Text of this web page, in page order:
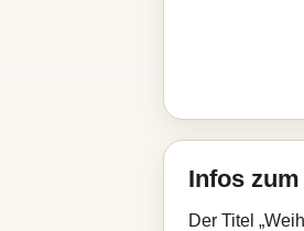
Infos
Der Titel